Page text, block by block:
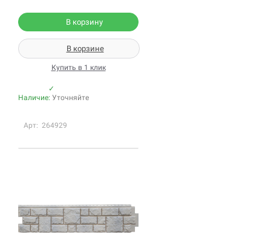
В корзину
В корзине
Купить в 1 клик
✓
Наличие: Уточняйте
Арт: 264929